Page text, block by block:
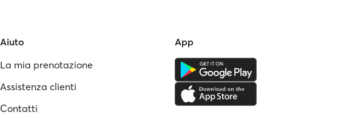
Aiuto
La mia prenotazione
Assistenza clienti
Contatti
App